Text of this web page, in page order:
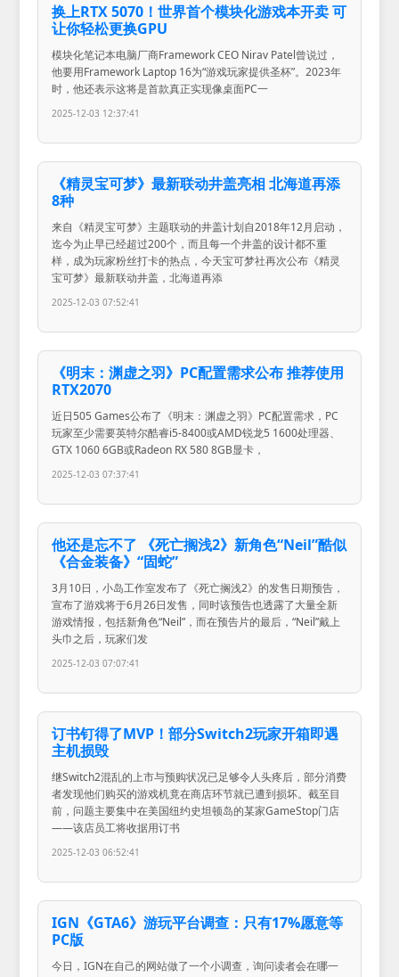
换上RTX 5070！世界首个模块化游戏本开卖 可
让你轻松更换GPU
模块化笔记本电脑厂商Framework CEO Nirav Patel曾说过，
他要用Framework Laptop 16为“游戏玩家提供圣杯”。2023年
时，他还表示这将是首款真正实现像桌面PC一
2025-12-03 12:37:41
《精灵宝可梦》最新联动井盖亮相 北海道再添
8种
来自《精灵宝可梦》主题联动的井盖计划自2018年12月启动，
迄今为止早已经超过200个，而且每一个井盖的设计都不重
样，成为玩家粉丝打卡的热点，今天宝可梦社再次公布《精灵
宝可梦》最新联动井盖，北海道再添
2025-12-03 07:52:41
《明末：渊虚之羽》PC配置需求公布 推荐使用
RTX2070
近日505 Games公布了《明末：渊虚之羽》PC配置需求，PC
玩家至少需要英特尔酷睿i5-8400或AMD锐龙5 1600处理器、
GTX 1060 6GB或Radeon RX 580 8GB显卡，
2025-12-03 07:37:41
他还是忘不了 《死亡搁浅2》新角色“Neil”酷似
《合金装备》“固蛇”
3月10日，小岛工作室发布了《死亡搁浅2》的发售日期预告，
宣布了游戏将于6月26日发售，同时该预告也透露了大量全新
游戏情报，包括新角色“Neil”，而在预告片的最后，“Neil”戴上
头巾之后，玩家们发
2025-12-03 07:07:41
订书钉得了MVP！部分Switch2玩家开箱即遇
主机损毁
继Switch2混乱的上市与预购状况已足够令人头疼后，部分消费
者发现他们购买的游戏机竟在商店环节就已遭到损坏。截至目
前，问题主要集中在美国纽约史坦顿岛的某家GameStop门店
——该店员工将收据用订书
2025-12-03 06:52:41
IGN《GTA6》游玩平台调查：只有17%愿意等
PC版
今日，IGN在自己的网站做了一个小调查，询问读者会在哪一